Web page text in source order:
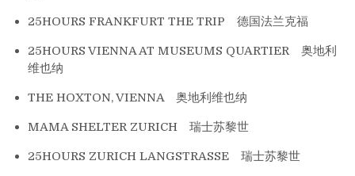
25HOURS FRANKFURT THE TRIP 德国法兰克福
25HOURS VIENNA AT MUSEUMS QUARTIER 奥地利
维也纳
THE HOXTON, VIENNA 奥地利维也纳
MAMA SHELTER ZURICH 瑞士苏黎世
25HOURS ZURICH LANGSTRASSE 瑞士苏黎世